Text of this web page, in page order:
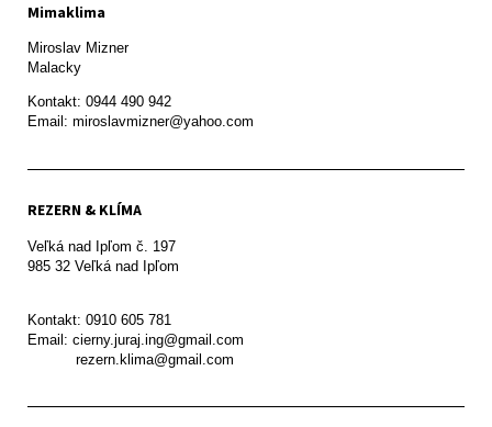
Mimaklima
Miroslav Mizner
Malacky
Kontakt: 0944 490 942
REZERN & KLÍMA
Veľká nad Ipľom č. 197
985 32 Veľká nad Ipľom
Kontakt: 0910 605 781
Email: cierny.juraj.ing@gmail.com
           rezern.klima@gmail.com